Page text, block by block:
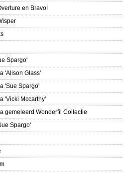
en Bravo!
Spargo'
'Alison Glass'
'Sue Spargo'
'Vicki Mccarthy'
gemeleerd Wonderfil Collectie
Spargo'